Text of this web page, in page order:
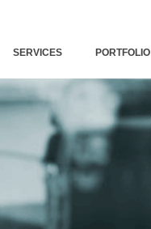
SERVICES PORTFOLIO